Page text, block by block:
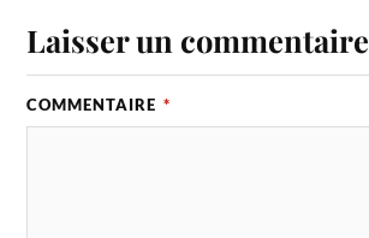
Laisser un commentaire
COMMENTAIRE *